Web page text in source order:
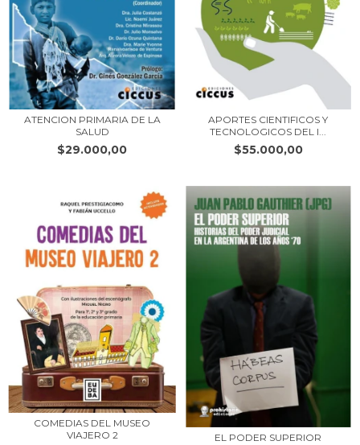
ATENCION PRIMARIA DE LA
SALUD
$29.000,00
APORTES CIENTIFICOS Y
TECNOLOGICOS DEL I...
$55.000,00
COMEDIAS DEL MUSEO
VIAJERO 2
EL PODER SUPERIOR